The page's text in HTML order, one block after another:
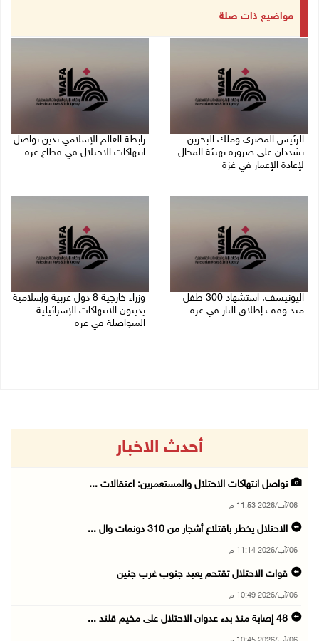
مواضيع ذات صلة
الرئيس المصري وملك البحرين
يشددان على ضرورة تهيئة المجال
لإعادة الإعمار في غزة
رابطة العالم الإسلامي تدين تواصل
انتهاكات الاحتلال في قطاع غزة
اليونيسف: استشهاد 300 طفل
منذ وقف إطلاق النار في غزة
وزراء خارجية 8 دول عربية وإسلامية
يدينون الانتهاكات الإسرائيلية
المتواصلة في غزة
أحدث الاخبار
تواصل انتهاكات الاحتلال والمستعمرين: اعتقالات ...
06/آب/2026 11:53 م
الاحتلال يخطر باقتلاع أشجار من 310 دونمات وال ...
06/آب/2026 11:14 م
قوات الاحتلال تقتحم يعبد جنوب غرب جنين
06/آب/2026 10:49 م
48 إصابة منذ بدء عدوان الاحتلال على مخيم قلند ...